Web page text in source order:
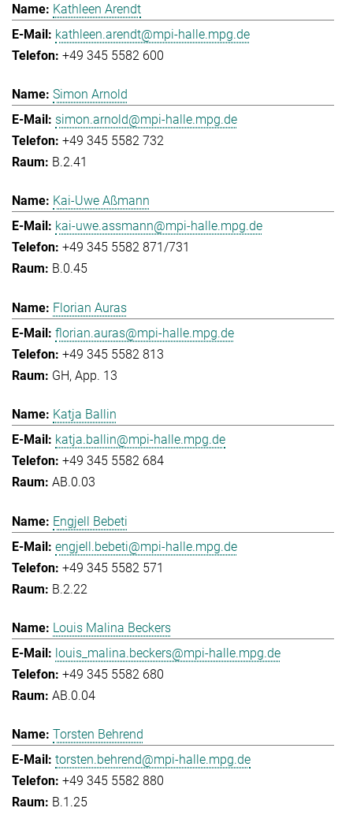
Kathleen Arendt
kathleen.arendt@mpi-halle.mpg.de
+49 345 5582 600
Simon Arnold
simon.arnold@mpi-halle.mpg.de
+49 345 5582 732
B.2.41
Kai-Uwe Aßmann
kai-uwe.assmann@mpi-halle.mpg.de
+49 345 5582 871/731
B.0.45
Florian Auras
florian.auras@mpi-halle.mpg.de
+49 345 5582 813
GH, App. 13
Katja Ballin
katja.ballin@mpi-halle.mpg.de
+49 345 5582 684
AB.0.03
Engjell Bebeti
engjell.bebeti@mpi-halle.mpg.de
+49 345 5582 571
B.2.22
Louis Malina Beckers
louis_malina.beckers@mpi-halle.mpg.de
+49 345 5582 680
AB.0.04
Torsten Behrend
torsten.behrend@mpi-halle.mpg.de
+49 345 5582 880
B.1.25